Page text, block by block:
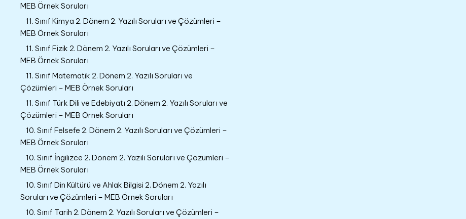
MEB Örnek Soruları
11. Sınıf Kimya 2. Dönem 2. Yazılı Soruları ve Çözümleri –
MEB Örnek Soruları
11. Sınıf Fizik 2. Dönem 2. Yazılı Soruları ve Çözümleri –
MEB Örnek Soruları
11. Sınıf Matematik 2. Dönem 2. Yazılı Soruları ve
Çözümleri – MEB Örnek Soruları
11. Sınıf Türk Dili ve Edebiyatı 2. Dönem 2. Yazılı Soruları ve
Çözümleri – MEB Örnek Soruları
10. Sınıf Felsefe 2. Dönem 2. Yazılı Soruları ve Çözümleri –
MEB Örnek Soruları
10. Sınıf İngilizce 2. Dönem 2. Yazılı Soruları ve Çözümleri –
MEB Örnek Soruları
10. Sınıf Din Kültürü ve Ahlak Bilgisi 2. Dönem 2. Yazılı
Soruları ve Çözümleri – MEB Örnek Soruları
10. Sınıf Tarih 2. Dönem 2. Yazılı Soruları ve Çözümleri –